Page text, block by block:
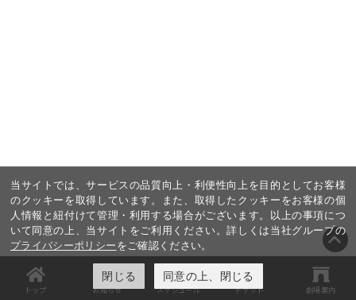
トップ お知らせ スケジュール チケット 劇場案内
当サイトでは、サービスの品質向上・利便性向上を目的としてお客様
のクッキーを取得しています。また、取得したクッキーをお客様の個
人情報と紐付けて管理・利用する場合がございます。以上の事項につ
いて同意の上、当サイトをご利用ください。詳しくは当社グループの
プライバシーポリシーをご確認ください。
閉じる 同意の上、閉じる